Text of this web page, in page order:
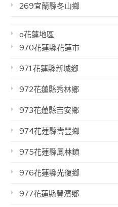
269宜蘭縣冬山鄉
o花蓮地區
970花蓮縣花蓮市
971花蓮縣新城鄉
972花蓮縣秀林鄉
973花蓮縣吉安鄉
974花蓮縣壽豐鄉
975花蓮縣鳳林鎮
976花蓮縣光復鄉
977花蓮縣豐濱鄉